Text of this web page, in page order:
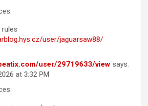
user/jaguarsaw88/
user/29719633/view says:
at 3:32 PM